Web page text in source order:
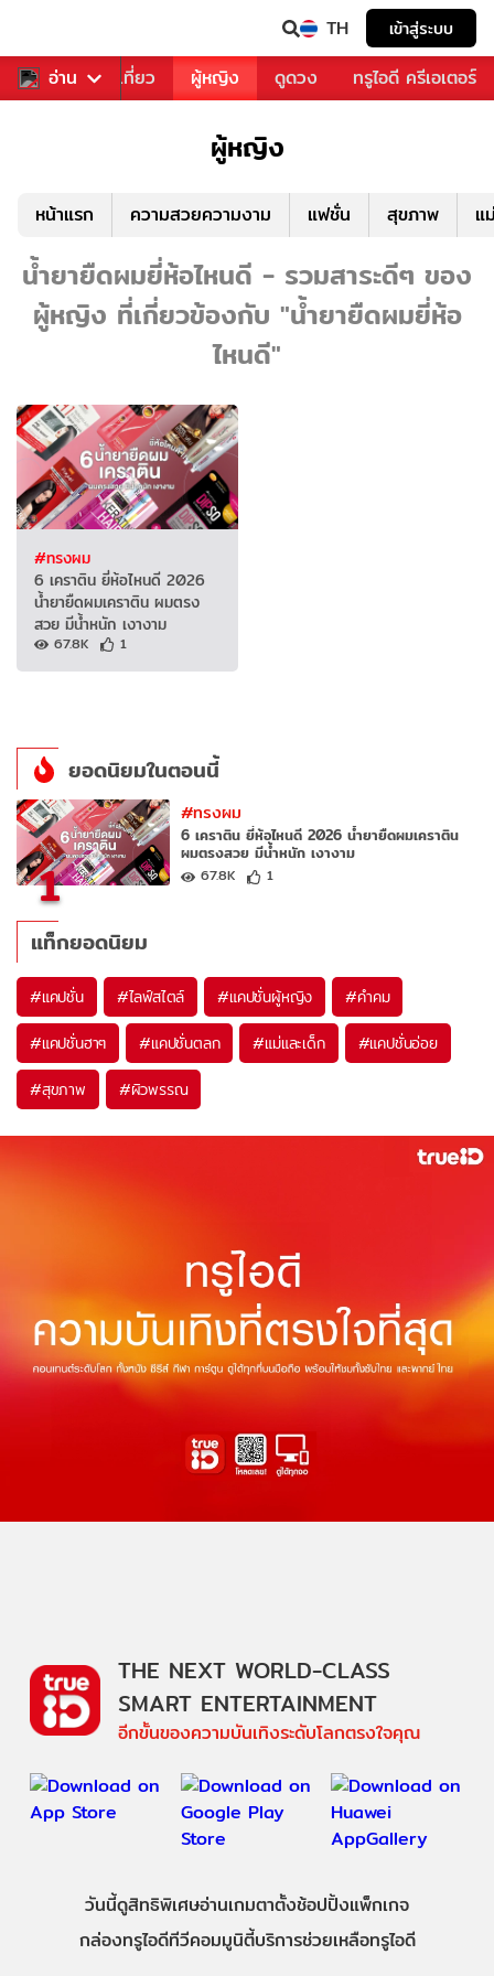
TH เข้าสู่ระบบ
อ่าน
อาหาร ท่องเที่ยว ผู้หญิง ดูดวง ทรูไอดี ครีเอเตอร์
ผู้หญิง
หน้าแรก ความสวยความงาม แฟชั่น สุขภาพ แ
น้ำยายืดผมยี่ห้อไหนดี - รวมสาระดีๆ ของ
ผู้หญิง ที่เกี่ยวข้องกับ "น้ำยายืดผมยี่ห้อ
ไหนดี"
#ทรงผม
6 เคราติน ยี่ห้อไหนดี 2026
น้ำยายืดผมเคราติน ผมตรง
สวย มีน้ำหนัก เงางาม
67.8K 1
ยอดนิยมในตอนนี้
1
#ทรงผม
6 เคราติน ยี่ห้อไหนดี 2026 น้ำยายืดผมเคราติน
ผมตรงสวย มีน้ำหนัก เงางาม
67.8K 1
แท็กยอดนิยม
#แคปชั่น #ไลฟ์สไตล์ #แคปชั่นผู้หญิง #คำคม
#แคปชั่นฮาๆ #แคปชั่นตลก #แม่และเด็ก #แคปชั่นอ่อย
#สุขภาพ #ผิวพรรณ
THE NEXT WORLD-CLASS
SMART ENTERTAINMENT
อีกขั้นของความบันเทิงระดับโลกตรงใจคุณ
วันนี้ดูสิทธิพิเศษอ่านเกมตาตั้งช้อปปิ้งแพ็กเกจ
กล่องทรูไอดีทีวีคอมมูนิตี้บริการช่วยเหลือทรูไอดี